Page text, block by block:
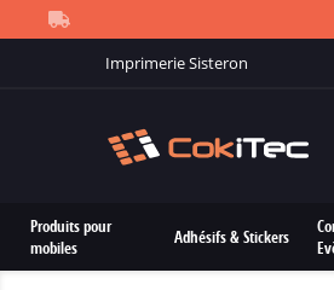
Imprimerie Sisteron
Produits pour
mobiles
Adhésifs & Stickers